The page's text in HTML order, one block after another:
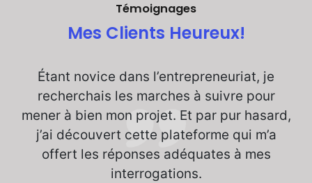
Témoignages
Mes Clients Heureux!
Étant novice dans l’entrepreneuriat, je
recherchais les marches à suivre pour
mener à bien mon projet. Et par pur hasard,
j’ai découvert cette plateforme qui m’a
offert les réponses adéquates à mes
interrogations.